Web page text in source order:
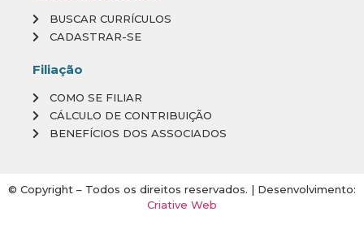
BUSCAR CURRÍCULOS
CADASTRAR-SE
Filiação
COMO SE FILIAR
CÁLCULO DE CONTRIBUIÇÃO
BENEFÍCIOS DOS ASSOCIADOS
© Copyright – Todos os direitos reservados. | Desenvolvimento:
Criative Web